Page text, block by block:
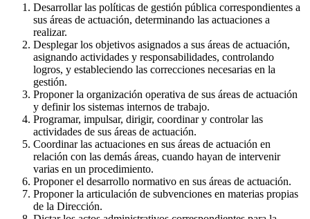
Desarrollar las políticas de gestión pública correspondientes a
sus áreas de actuación, determinando las actuaciones a
realizar.
Desplegar los objetivos asignados a sus áreas de actuación,
asignando actividades y responsabilidades, controlando
logros, y estableciendo las correcciones necesarias en la
gestión.
Proponer la organización operativa de sus áreas de actuación
y definir los sistemas internos de trabajo.
Programar, impulsar, dirigir, coordinar y controlar las
actividades de sus áreas de actuación.
Coordinar las actuaciones en sus áreas de actuación en
relación con las demás áreas, cuando hayan de intervenir
varias en un procedimiento.
Proponer el desarrollo normativo en sus áreas de actuación.
Proponer la articulación de subvenciones en materias propias
de la Dirección.